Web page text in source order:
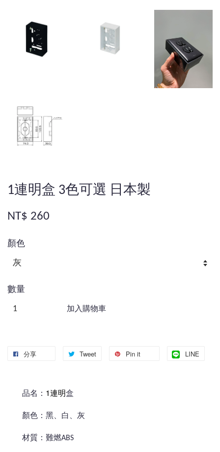
1連明盒 3色可選 日本製
NT$ 260
顏色
數量
加入購物車
分享 Tweet Pin it LINE
品名： 1連明盒
顏色：黑、白、灰
材質：難燃ABS